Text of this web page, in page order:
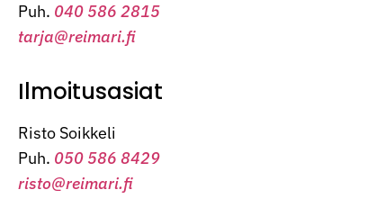
Puh. 040 586 2815
tarja@reimari.fi
Ilmoitusasiat
Risto Soikkeli
Puh. 050 586 8429
risto@reimari.fi